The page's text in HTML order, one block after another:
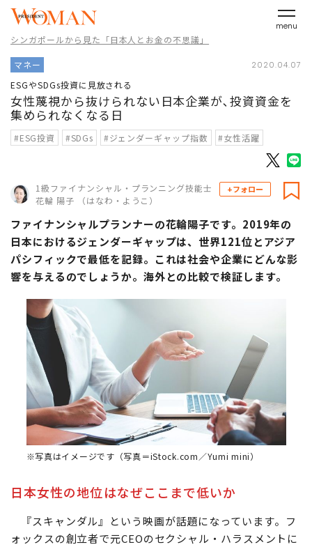
menu
シンガポールから見た「日本人とお金の不思議」
マネー 2020.04.07
ESGやSDGs投資に見放される
女性蔑視から抜けられない日本企業が､投資資金を
集められなくなる日
#ESG投資 #SDGs #ジェンダーギャップ指数 #女性活躍
1級ファイナンシャル・プランニング技能士
花輪 陽子 （はなわ・ようこ）
+フォロー
ファイナンシャルプランナーの花輪陽子です。2019年の
日本におけるジェンダーギャップは、世界121位とアジア
パシフィックで最低を記録。これは社会や企業にどんな影
響を与えるのでしょうか。海外との比較で検証します。
※写真はイメージです（写真＝iStock.com／Yumi mini）
日本女性の地位はなぜここまで低いか
『スキャンダル』という映画が話題になっています。フ
ォックスの創立者で元CEOのセクシャル・ハラスメントに